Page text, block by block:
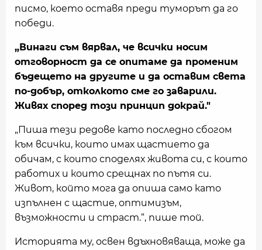
писмо, което оставя преди туморът да го
победи.
„Винаги съм вярвал, че всички носим
отговорност да се опитаме да променим
бъдещето на другите и да оставим света
по-добър, отколкото сме го заварили.
Живях според този принцип докрай."
„Пиша тези редове като последно сбогом
към всички, които имах щастието да
обичам, с които споделях живота си, с които
работих и които срещнах по пътя си.
Живот, който мога да опиша само като
изпълнен с щастие, оптимизъм,
възможности и страст.“, пише той.
Историята му, освен вдъхновяваща, може да